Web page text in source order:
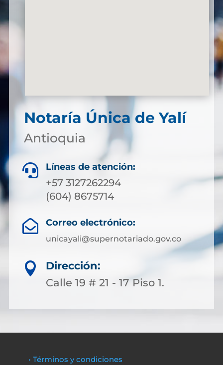
Notaría Única de Yalí
Antioquia
 Líneas de atención:
+57 3127262294
(604) 8675714
 Correo electrónico:
unicayali@supernotariado.gov.co

Dirección:
Calle 19 # 21 - 17 Piso 1.
• Términos y condiciones